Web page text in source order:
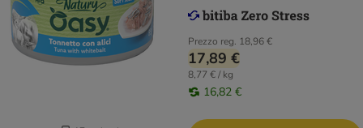
Prezzo reg. 18,96 €
17,89 €
8,77 € / kg
16,82 €